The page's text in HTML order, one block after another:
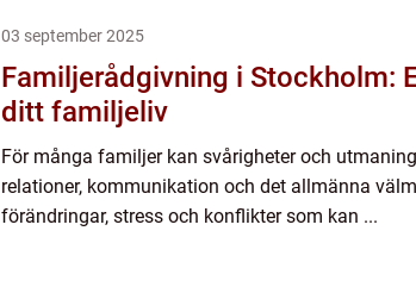
03 september 2025
Familjerådgivning i Stockholm:
ditt familjeliv
För många familjer kan svårigheter och
relationer, kommunikation och det allmänna
förändringar, stress och konflikter som kan ...